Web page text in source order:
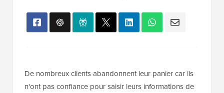
De nombreux clients abandonnent leur panier car ils
n'ont pas confiance pour saisir leurs informations de